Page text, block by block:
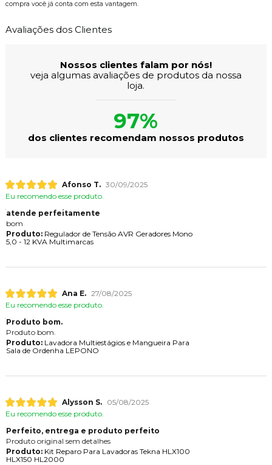
compra você já conta com esta vantagem.
Avaliações dos Clientes
Nossos clientes falam por nós!
veja algumas avaliações de produtos da nossa
loja.
97%
dos clientes recomendam nossos produtos
Afonso T. 30/09/2025
Eu recomendo esse produto.
atende perfeitamente
bom
Produto:Regulador de Tensão AVR Geradores Mono
5,0 - 12 KVA Multimarcas
Ana E. 27/08/2025
Eu recomendo esse produto.
Produto bom.
Produto bom.
Produto:Lavadora Multiestágios e Mangueira Para
Sala de Ordenha LEPONO
Alysson S.
05/08/2025
Eu recomendo esse produto.
Perfeito, entrega e produto perfeito
Produto original sem detalhes
Produto:Kit Reparo Para Lavadoras Tekna HLX100
HLX150 HL2000